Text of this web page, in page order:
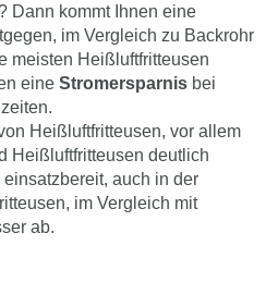
Dann kommt Ihnen eine
im Vergleich zu Backrohr
meisten Heißluftfritteusen
eine Stromersparnis bei
Heißluftfritteusen, vor allem
Heißluftfritteusen deutlich
einsatzbereit, auch in der
im Vergleich mit
ab.